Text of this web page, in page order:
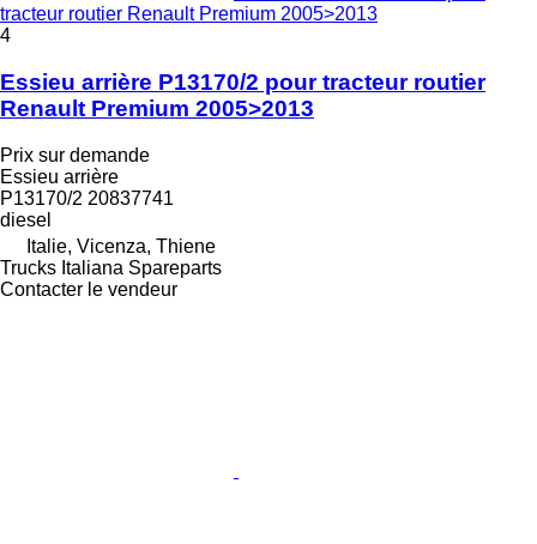
tracteur routier Renault Premium 2005>2013
4
Essieu arrière P13170/2 pour tracteur routier
Renault Premium 2005>2013
Prix sur demande
Essieu arrière
P13170/2 20837741
diesel
Italie, Vicenza, Thiene
Trucks Italiana Spareparts
Contacter le vendeur